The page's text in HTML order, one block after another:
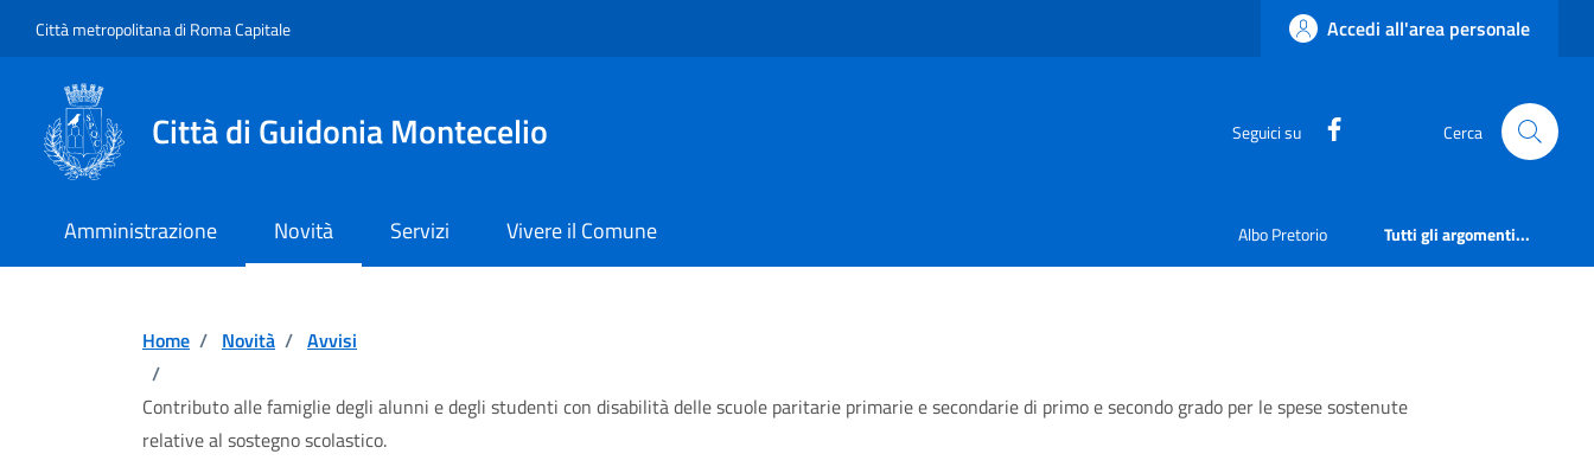
Città metropolitana di Roma Capitale Accedi all'area personale
Città di Guidonia Montecelio Seguici su https:// Cerca
Amministrazione Novità Servizi Vivere il Comune Albo Pretorio Tutti gli argomenti...
Home / Novità / Avvisi
/
Contributo alle famiglie degli alunni e degli studenti con disabilità delle scuole paritarie primarie e secondarie di primo e secondo grado per le spese sostenute
relative al sostegno scolastico.